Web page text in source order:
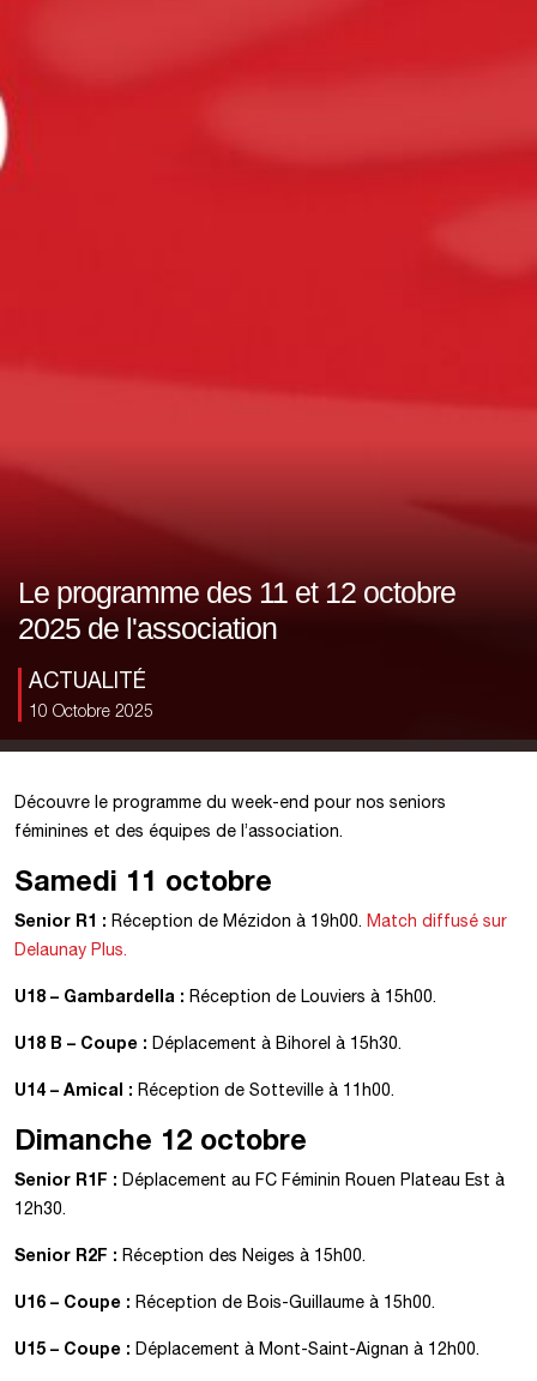
Le programme des 11 et 12 octobre
2025 de l'association
ACTUALITÉ
10 Octobre 2025
Découvre le programme du week-end pour nos seniors
féminines et des équipes de l’association.
Samedi 11 octobre
Senior R1 : Réception de Mézidon à 19h00. Match diffusé sur
Delaunay Plus.
U18 – Gambardella : Réception de Louviers à 15h00.
U18 B – Coupe : Déplacement à Bihorel à 15h30.
U14 – Amical : Réception de Sotteville à 11h00.
Dimanche 12 octobre
Senior R1F : Déplacement au FC Féminin Rouen Plateau Est à
12h30.
Senior R2F : Réception des Neiges à 15h00.
U16 – Coupe : Réception de Bois-Guillaume à 15h00.
U15 – Coupe : Déplacement à Mont-Saint-Aignan à 12h00.